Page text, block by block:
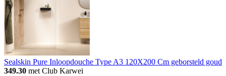
Sealskin Pure Inloopdouche Type A3 120X200 Cm geborsteld goud
349.30 met Club Karwei